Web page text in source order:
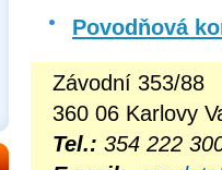
Povodňová
Závodní 353/88
360 06 Karlovy
Tel.: 354 222